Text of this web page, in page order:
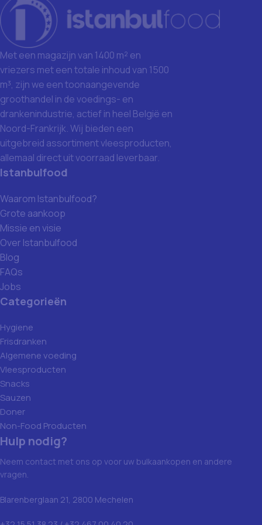
Met een magazijn van 1400 m² en
vriezers met een totale inhoud van 1500
m³, zijn we een toonaangevende
groothandel in de voedings- en
drankenindustrie, actief in heel België en
Noord-Frankrijk. Wij bieden een
uitgebreid assortiment vleesproducten,
allemaal direct uit voorraad leverbaar.
Istanbulfood
Waarom Istanbulfood?
Grote aankoop
Missie en visie
Over Istanbulfood
Blog
FAQs
Jobs
Categorieën
Hygiene
Frisdranken
Algemene voeding
Vleesproducten
Snacks
Sauzen
Doner
Non-Food Producten
Hulp nodig?
Neem contact met ons op voor uw bulkaankopen en andere
vragen.
Blarenberglaan 21, 2800 Mechelen